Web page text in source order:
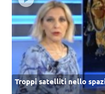
Troppi satelliti nello